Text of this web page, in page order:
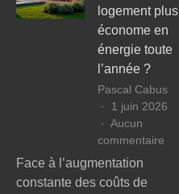
logement plus
économe en
énergie toute
l’année ?
Pascal Cabus
1 juin 2026
Aucun
commentaire
Face à l’augmentation
constante des coûts de